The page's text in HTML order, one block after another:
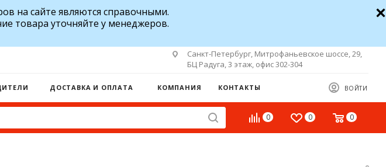
на сайте являются справочными.
товара уточняйте у менеджеров.
Санкт-Петербург, Митрофаньевское шоссе, 29,
БЦ Радуга, 3 этаж, офис 302-304
ВОЙТИ
ДОСТАВКА И ОПЛАТА КОМПАНИЯ КОНТАКТЫ
0 0 0